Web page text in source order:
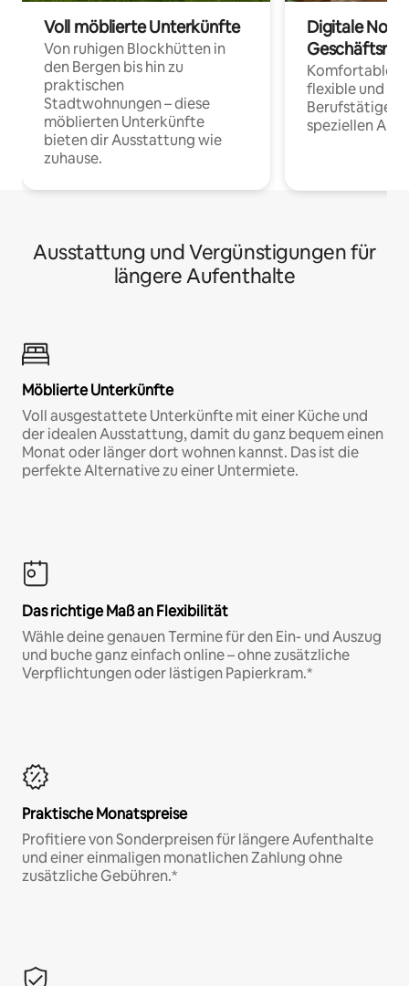
Voll möblierte Unterkünfte
Von ruhigen Blockhütten in
den Bergen bis hin zu
praktischen
Stadtwohnungen – diese
möblierten Unterkünfte
bieten dir Ausstattung wie
zuhause.
Digitale
Komfortable
flexible und
Berufstätige
speziellen
Ausstattung und Vergünstigungen für
längere Aufenthalte
Möblierte Unterkünfte
Voll ausgestattete Unterkünfte mit einer Küche und
der idealen Ausstattung, damit du ganz bequem einen
Monat oder länger dort wohnen kannst. Das ist die
perfekte Alternative zu einer Untermiete.
Das richtige Maß an Flexibilität
Wähle deine genauen Termine für den Ein- und Auszug
und buche ganz einfach online – ohne zusätzliche
Verpflichtungen oder lästigen Papierkram.*
Praktische Monatspreise
Profitiere von Sonderpreisen für längere Aufenthalte
und einer einmaligen monatlichen Zahlung ohne
zusätzliche Gebühren.*